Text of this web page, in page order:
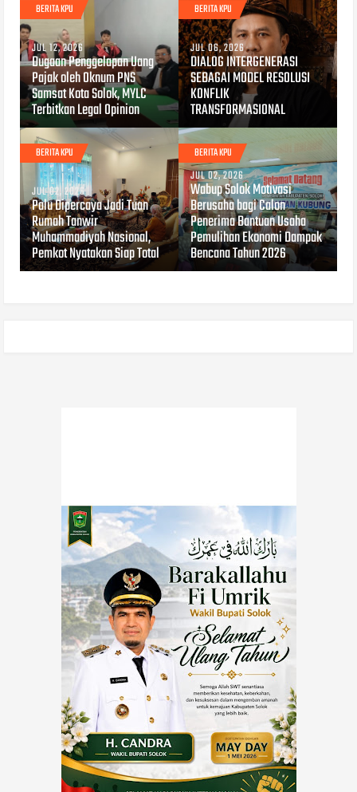
BERITA KPU
JUL 12, 2026
Dugaan Penggelapan Uang
Pajak oleh Oknum PNS
Samsat Kota Solok, MYLC
Terbitkan Legal Opinion
BERITA KPU
JUL 06, 2026
DIALOG INTERGENERASI
SEBAGAI MODEL RESOLUSI
KONFLIK
TRANSFORMASIONAL
BERITA KPU
JUL 02, 2026
Palu Dipercaya Jadi Tuan
Rumah Tanwir
Muhammadiyah Nasional,
Pemkot Nyatakan Siap Total
BERITA KPU
JUL 02, 2026
Wabup Solok Motivasi
Berusaha bagi Calon
Penerima Bantuan Usaha
Pemulihan Ekonomi Dampak
Bencana Tahun 2026